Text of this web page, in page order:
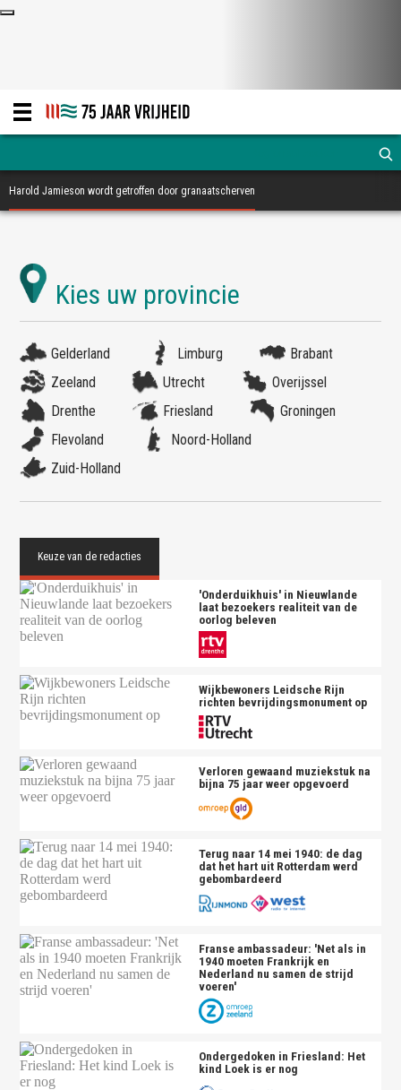
Harold Jamieson wordt getroffen door granaatscherven
Gelderland Limburg
Brabant
Zeeland
Utrecht
Overijssel
Drenthe
Friesland
Groningen
Flevoland
Noord-Holland
Zuid-Holland
'Onderduikhuis' in Nieuwlande
laat bezoekers realiteit van de
oorlog beleven
Wijkbewoners Leidsche Rijn
richten bevrijdingsmonument op
Verloren gewaand muziekstuk na
bijna 75 jaar weer opgevoerd
Terug naar 14 mei 1940: de dag
dat het hart uit Rotterdam werd
gebombardeerd
Franse ambassadeur: 'Net als in
1940 moeten Frankrijk en
Nederland nu samen de strijd
voeren'
Ondergedoken in Friesland: Het
kind Loek is er nog